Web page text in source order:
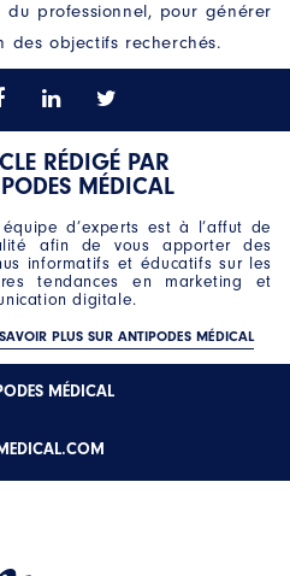
professionnel, pour générer
des objectifs recherchés.
RÉDIGÉ PAR
MÉDICAL
d’experts est à l’affut de
afin de vous apporter des
informatifs et éducatifs sur les
tendances en marketing et
digitale.
PLUS SUR ANTIPODES MÉDICAL
MÉDICAL